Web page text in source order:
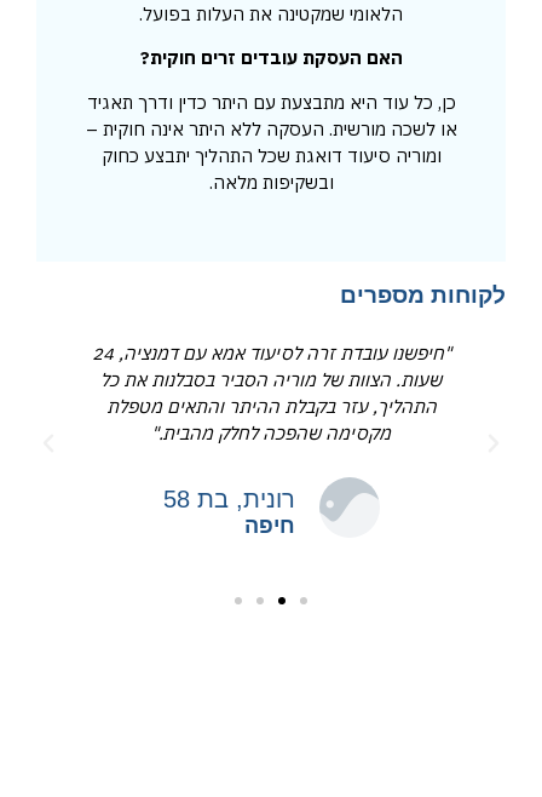
הלאומי שמקטינה את העלות בפועל.
האם העסקת עובדים זרים חוקית?
כן, כל עוד היא מתבצעת עם היתר כדין ודרך תאגיד
או לשכה מורשית. העסקה ללא היתר אינה חוקית –
ומוריה סיעוד דואגת שכל התהליך יתבצע כחוק
ובשקיפות מלאה.
לקוחות מספרים
"חיפשנו עובדת זרה לסיעוד אמא עם דמנציה, 24
שעות. הצוות של מוריה הסביר בסבלנות את כל
התהליך, עזר בקבלת ההיתר והתאים מטפלת
מקסימה שהפכה לחלק מהבית."
רונית, בת 58
חיפה